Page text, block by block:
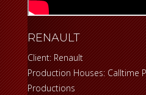
RENAULT
Client: Renault
Production Houses: Calltime
Productions